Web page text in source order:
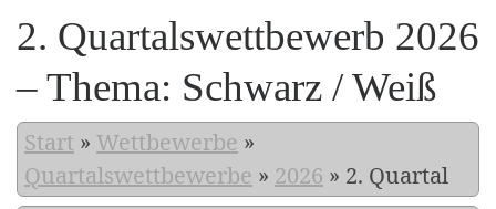
2. Quartalswettbewerb 2026
– Thema: Schwarz / Weiß
Start » Wettbewerbe »
Quartalswettbewerbe » 2026 » 2. Quartal